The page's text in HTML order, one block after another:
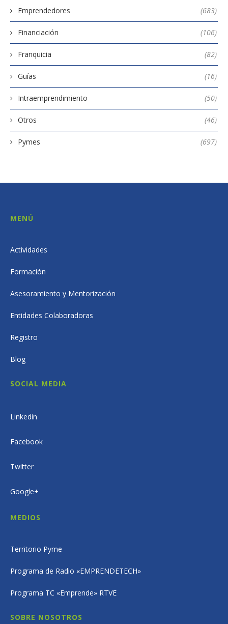
Emprendedores (683)
Financiación (106)
Franquicia (82)
Guías (16)
Intraemprendimiento (50)
Otros (46)
Pymes (697)
MENÚ
Actividades
Formación
Asesoramiento y Mentorización
Entidades Colaboradoras
Registro
Blog
SOCIAL MEDIA
Linkedin
Facebook
Twitter
Google+
MEDIOS
Territorio Pyme
Programa de Radio «EMPRENDETECH»
Programa TC «Emprende» RTVE
SOBRE NOSOTROS